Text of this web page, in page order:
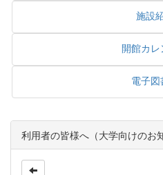
施設
開館カレ
電子
利用者の皆様へ（大学向けのお